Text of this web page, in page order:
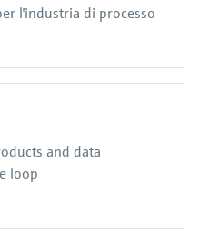
l'industria di processo
and data
loop